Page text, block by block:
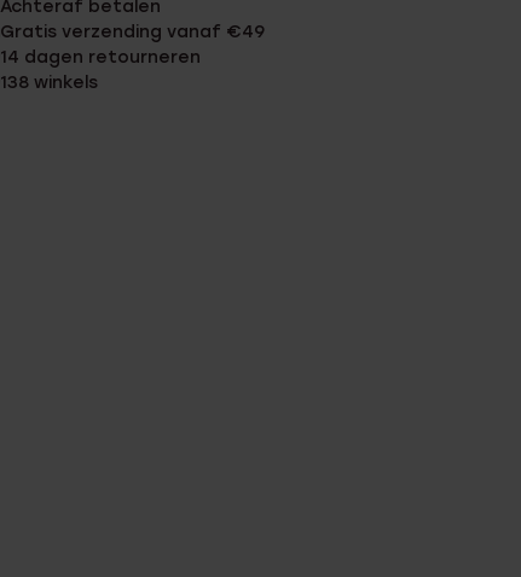
Achteraf betalen
Gratis verzending vanaf €49
14 dagen retourneren
138 winkels